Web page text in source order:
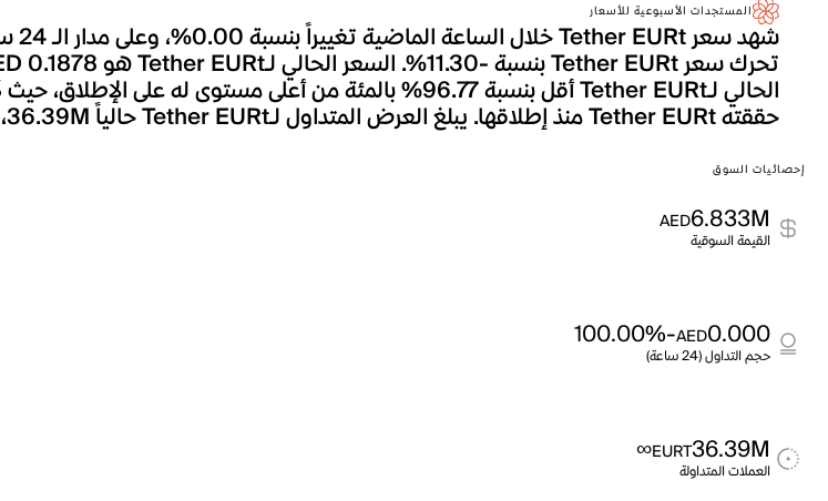
المستجدات الأسبوعية للأسعار
حققته Tether EURt منذ إطلاقها. يبلغ العرض المتداول لـTether EURt حالياً 36.39M، وهو ما يترجم إلى إجمالي القيمة السوقية التي تصل إلى 6.833M.
إحصائيات السوق
6.833M
AED
القيمة السوقية
0.000
AED
-100.00%
حجم التداول (24 ساعة)
36.39M
EURT
∞
العملات المتداولة